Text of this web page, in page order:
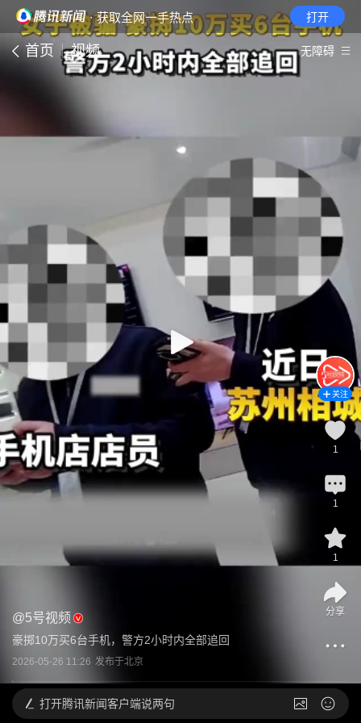
· 获取全网一手热点 打开
首页 视频 无障碍
@5号视频
豪掷10万买6台手机，警方2小时内全部追回
2026-05-26 11:26 发布于北京
关注
1
1
1
分享
打开腾讯新闻客户端说两句